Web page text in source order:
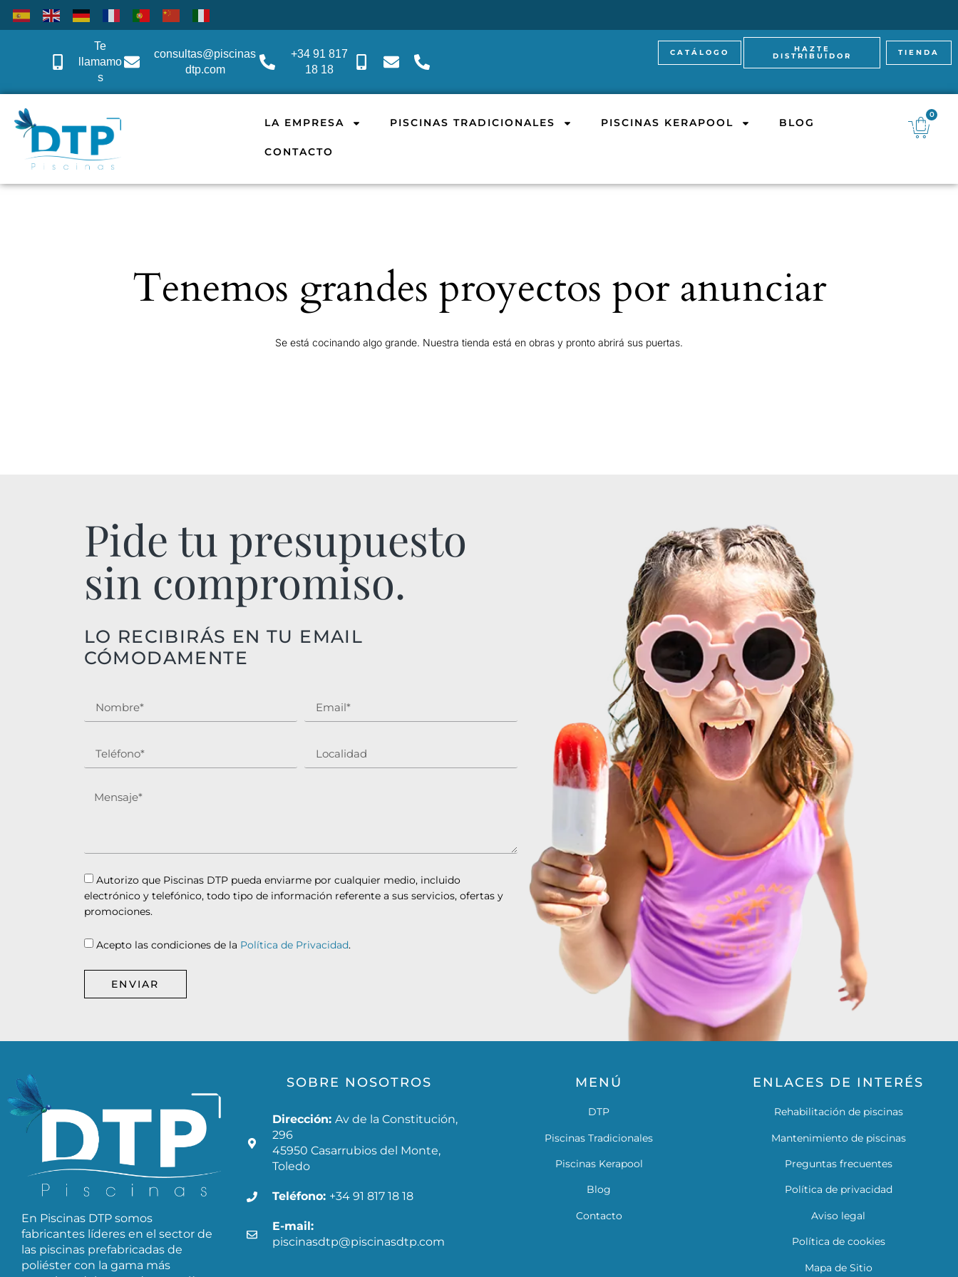
Te
llamamo
s
consultas@piscinas
dtp.com
+34 91 817
18 18
CATÁLOGO HAZTE
DISTRIBUIDOR TIENDA
LA EMPRESA PISCINAS TRADICIONALES PISCINAS KERAPOOL BLOG
CONTACTO
0
Tenemos grandes proyectos por anunciar
Se está cocinando algo grande. Nuestra tienda está en obras y pronto abrirá sus puertas.
Pide tu presupuesto
sin compromiso.
LO RECIBIRÁS EN TU EMAIL
CÓMODAMENTE
Autorizo que Piscinas DTP pueda enviarme por cualquier medio, incluido
electrónico y telefónico, todo tipo de información referente a sus servicios, ofertas y
promociones.
Acepto las condiciones de la Política de Privacidad.
ENVIAR
En Piscinas DTP somos
fabricantes líderes en el sector de
las piscinas prefabricadas de
poliéster con la gama más
SOBRE NOSOTROS
Dirección: Av de la Constitución,
296
45950 Casarrubios del Monte,
Toledo
Teléfono: +34 91 817 18 18
E-mail:
piscinasdtp@piscinasdtp.com
MENÚ
DTP
Piscinas Tradicionales
Piscinas Kerapool
Blog
Contacto
ENLACES DE INTERÉS
Rehabilitación de piscinas
Mantenimiento de piscinas
Preguntas frecuentes
Política de privacidad
Aviso legal
Política de cookies
Mapa de Sitio